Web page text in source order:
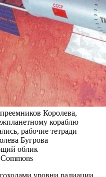
Королева,
кораблю
рабочие тетради
Бугрова
облик
уровни радиации